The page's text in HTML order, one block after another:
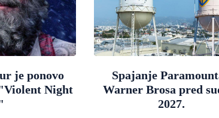
je ponovo
Night
Spajanje
Warner Brosa pred
2027.